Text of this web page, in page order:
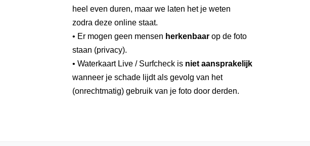
heel even duren, maar we laten het je weten
zodra deze online staat.
• Er mogen geen mensen herkenbaar op de foto
staan (privacy).
• Waterkaart Live / Surfcheck is niet aansprakelijk
wanneer je schade lijdt als gevolg van het
(onrechtmatig) gebruik van je foto door derden.